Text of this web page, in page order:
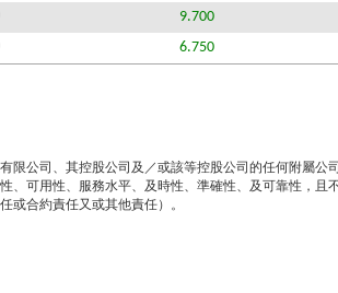
9.700
6.750
限公司、其控股公司及／或該等控股公司的任何附屬
、可用性、服務水平、及時性、準確性、及可靠性，
或合約責任又或其他責任）。